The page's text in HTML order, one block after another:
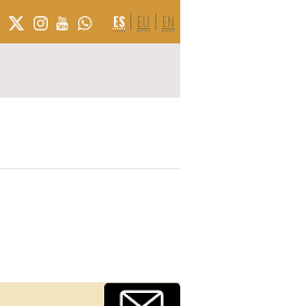
SELECCIÓN
DE
ES EU EN